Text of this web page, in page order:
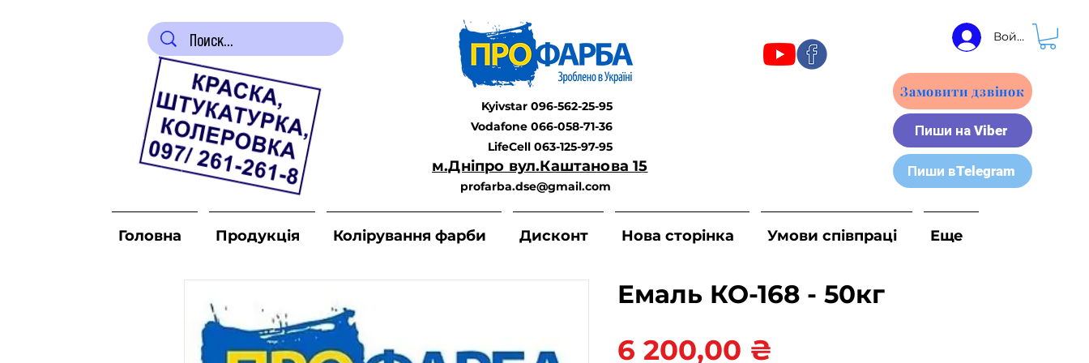
Пиши вTelegram
Пиши на Viber
Замовити дзвінок
Kyivstar 096-562-25-95
Vodafone 066-058-71-36
LifeCell 063-125-97-95
м.Дніпро вул.Каштанова 15
profarba.dse@gmail.com
Головна Продукція Колірування фарби Дисконт Нова сторінка Умови співпраці Еще
Войти
Емаль КО-168 - 50кг
6 200,00 ₴